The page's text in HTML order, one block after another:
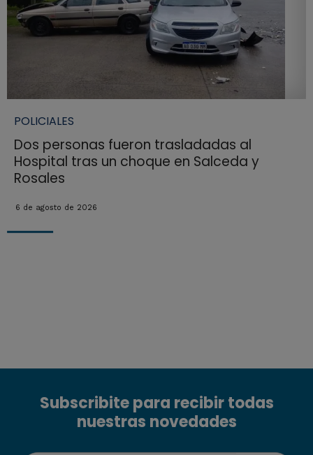
POLICIALES
Dos personas fueron trasladadas al
Hospital tras un choque en Salceda y
Rosales
6 de agosto de 2026
Subscribite para recibir todas
nuestras novedades